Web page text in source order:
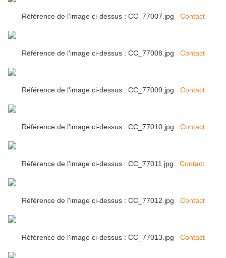
Référence de l'image ci-dessus : CC_77007.jpg Contact
Référence de l'image ci-dessus : CC_77008.jpg Contact
Référence de l'image ci-dessus : CC_77009.jpg Contact
Référence de l'image ci-dessus : CC_77010.jpg Contact
Référence de l'image ci-dessus : CC_77011.jpg Contact
Référence de l'image ci-dessus : CC_77012.jpg Contact
Référence de l'image ci-dessus : CC_77013.jpg Contact